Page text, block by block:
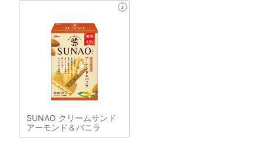
SUNAO クリームサンド
アーモンド＆バニラ